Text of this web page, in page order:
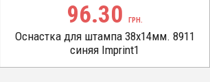
96.30 ГРН.
Оснастка для штампа 38х14мм. 8911
синяя Imprint1